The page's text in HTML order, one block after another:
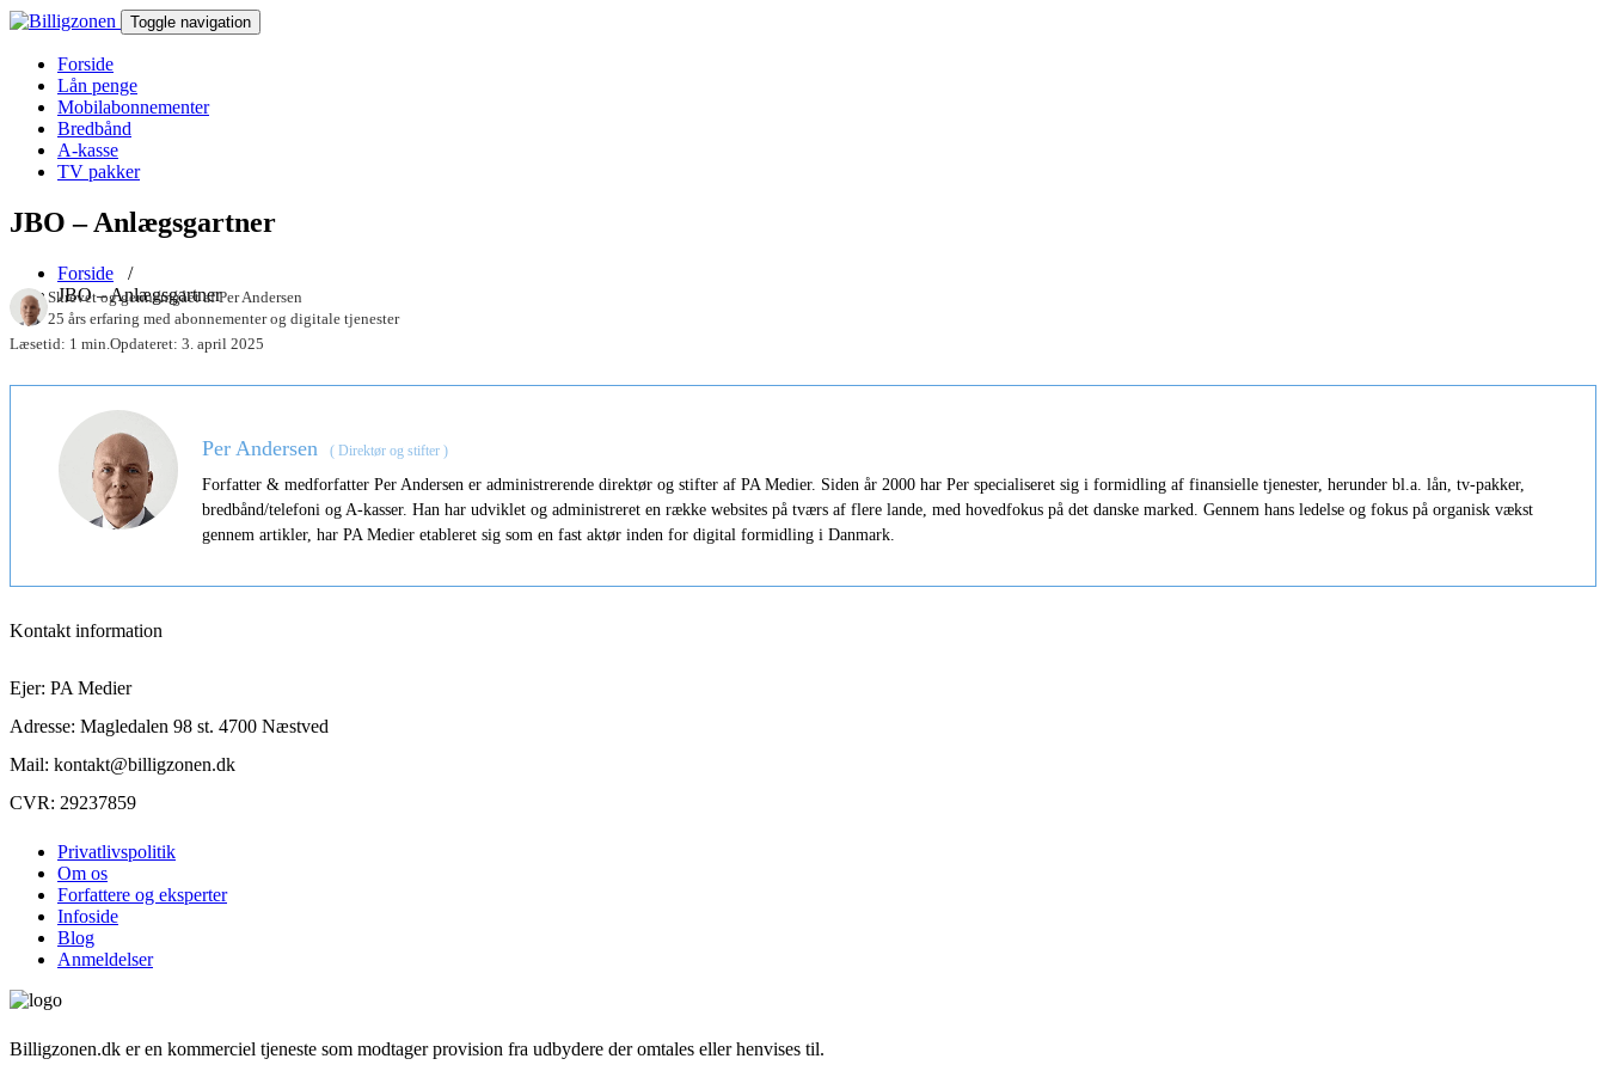
Toggle navigation
Forside
Lån penge
Mobilabonnementer
Bredbånd
A-kasse
TV pakker
JBO – Anlægsgartner
Forside /
JBO – Anlægsgartner
Skrevet og gennemgået afPer Andersen
25 års erfaring med abonnementer og digitale tjenester
Læsetid: 1 min. Opdateret: 3. april 2025
Per Andersen ( Direktør og stifter )
Forfatter & medforfatter Per Andersen er administrerende direktør og stifter af PA Medier. Siden år 2000 har Per specialiseret sig i formidling af finansielle tjenester, herunder bl.a. lån, tv-pakker,
bredbånd/telefoni og A-kasser. Han har udviklet og administreret en række websites på tværs af flere lande, med hovedfokus på det danske marked. Gennem hans ledelse og fokus på organisk vækst
gennem artikler, har PA Medier etableret sig som en fast aktør inden for digital formidling i Danmark.
Kontakt information
Ejer: PA Medier
Adresse: Magledalen 98 st. 4700 Næstved
Mail: kontakt@billigzonen.dk
CVR: 29237859
Privatlivspolitik
Om os
Forfattere og eksperter
Infoside
Blog
Anmeldelser
Billigzonen.dk er en kommerciel tjeneste som modtager provision fra udbydere der omtales eller henvises til.